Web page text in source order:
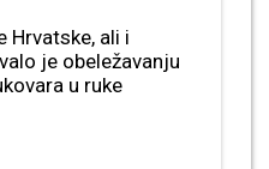
Hrvatske, ali i
je obeležavanju
u ruke